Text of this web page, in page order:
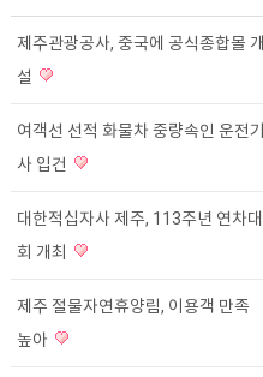
제주관광공사, 중국에 공식종합몰 개
설
여객선 선적 화물차 중량속인 운전기
사 입건
대한적십자사 제주, 113주년 연차대
회 개최
제주 절물자연휴양림, 이용객 만족
높아